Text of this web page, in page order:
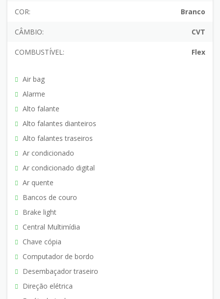
COR: Branco
CÂMBIO: CVT
COMBUSTÍVEL: Flex
Air bag
Alarme
Alto falante
Alto falantes dianteiros
Alto falantes traseiros
Ar condicionado
Ar condicionado digital
Ar quente
Bancos de couro
Brake light
Central Multimídia
Chave cópia
Computador de bordo
Desembaçador traseiro
Direção elétrica